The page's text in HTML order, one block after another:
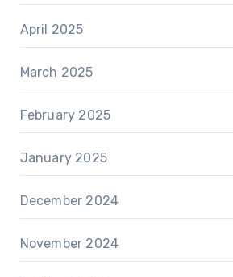
April 2025
March 2025
February 2025
January 2025
December 2024
November 2024